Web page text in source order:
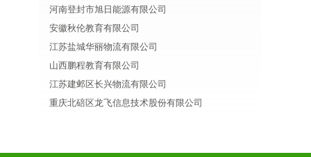
河南登封市旭日能源有限公司
安徽秋伦教育有限公司
江苏盐城华丽物流有限公司
山西鹏程教育有限公司
江苏建邺区长兴物流有限公司
重庆北碚区龙飞信息技术股份有限公司